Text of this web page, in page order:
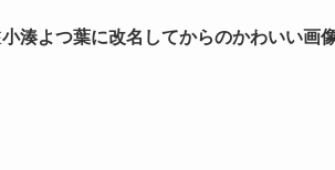
小湊よつ葉に改名してからのかわいい画